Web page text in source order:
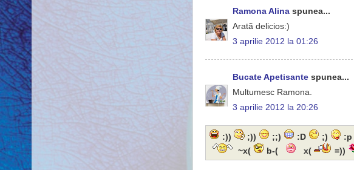
Ramona Alina spunea...
Aratã delicios:)
3 aprilie 2012 la 01:26
Bucate Apetisante spunea...
Multumesc Ramona.
3 aprilie 2012 la 20:26
:)) ;)) ;;) :D ;) :p
~x(
b-( x( =))